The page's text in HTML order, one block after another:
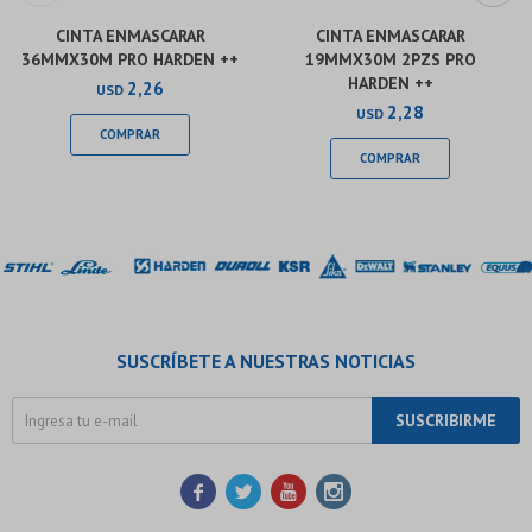
CINTA ENMASCARAR
36MMX30M PRO HARDEN ++
USD 2,26
CINTA ENMASCARAR
19MMX30M 2PZS PRO
HARDEN ++
USD 2,28
SUSCRÍBETE A NUESTRAS NOTICIAS
SUSCRIBIRME
   